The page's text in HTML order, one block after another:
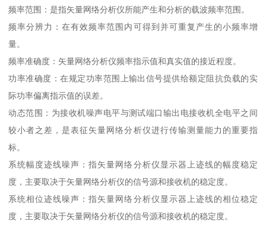
频率范围：是指矢量网络分析仪所能产生和分析的载波频率范围。
频率分辨力：在有效频率范围内可得到并可重复产生的小频率增
量。
频率准确度：矢量网络分析仪频率指示值和真实值的接近程度。
功率准确度：在规定功率范围上输出信号提供给额定阻抗负载的实
际功率偏离指示值的误差。
动态范围：为接收机噪声电平与测试端口输出电接收机全电平之间
较小者之差，是表征矢量网络分析仪进行传输测量能力的重要指
标。
系统幅度迹线噪声：指矢量网络分析仪显示器上迹线的幅度稳定
度，主要取决于矢量网络分析仪的信号源和接收机的稳定度。
系统相位迹线噪声：指矢量网络分析仪显示器上迹线的相位稳定
度，主要取决于矢量网络分析仪的信号源和接收机的稳定度。